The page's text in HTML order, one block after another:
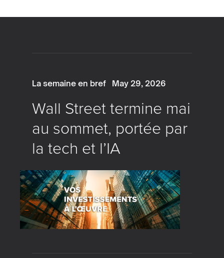
La semaine en bref May 29, 2026
Wall Street termine mai
au sommet, portée par
la tech et l’IA